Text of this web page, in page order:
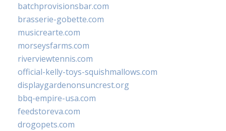
batchprovisionsbar.com
brasserie-gobette.com
musicrearte.com
morseysfarms.com
riverviewtennis.com
official-kelly-toys-squishmallows.com
displaygardenonsuncrest.org
bbq-empire-usa.com
feedstoreva.com
drogopets.com